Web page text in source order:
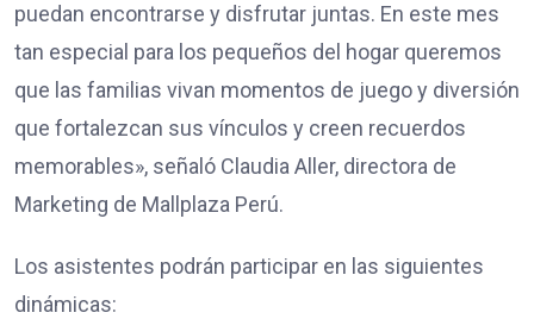
puedan encontrarse y disfrutar juntas. En este mes
tan especial para los pequeños del hogar queremos
que las familias vivan momentos de juego y diversión
que fortalezcan sus vínculos y creen recuerdos
memorables», señaló Claudia Aller, directora de
Marketing de Mallplaza Perú.
Los asistentes podrán participar en las siguientes
dinámicas: